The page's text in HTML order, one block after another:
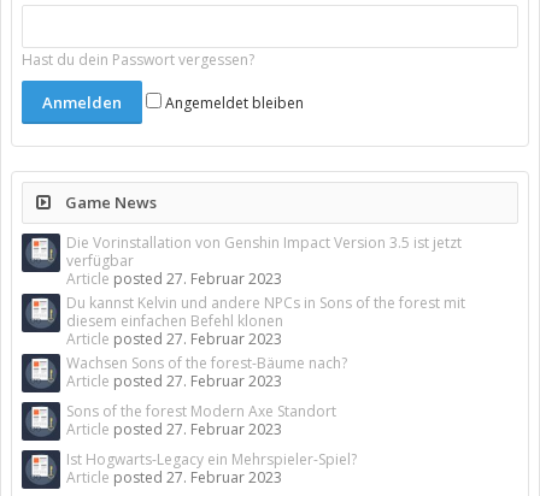
Hast du dein Passwort vergessen?
Angemeldet bleiben
Game News
Die Vorinstallation von Genshin Impact Version 3.5 ist jetzt
verfügbar
Article posted 27. Februar 2023
Du kannst Kelvin und andere NPCs in Sons of the forest mit
diesem einfachen Befehl klonen
Article posted 27. Februar 2023
Wachsen Sons of the forest-Bäume nach?
Article posted 27. Februar 2023
Sons of the forest Modern Axe Standort
Article posted 27. Februar 2023
Ist Hogwarts-Legacy ein Mehrspieler-Spiel?
Article posted 27. Februar 2023